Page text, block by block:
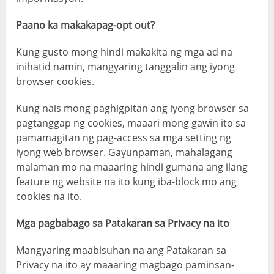
Paano ka makakapag-opt out?
Kung gusto mong hindi makakita ng mga ad na
inihatid namin, mangyaring tanggalin ang iyong
browser cookies.
Kung nais mong paghigpitan ang iyong browser sa
pagtanggap ng cookies, maaari mong gawin ito sa
pamamagitan ng pag-access sa mga setting ng
iyong web browser. Gayunpaman, mahalagang
malaman mo na maaaring hindi gumana ang ilang
feature ng website na ito kung iba-block mo ang
cookies na ito.
Mga pagbabago sa Patakaran sa Privacy na ito
Mangyaring maabisuhan na ang Patakaran sa
Privacy na ito ay maaaring magbago paminsan-